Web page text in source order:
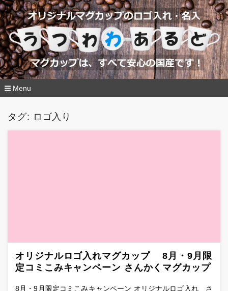
Menu
タグ: ロゴ入り
オリジナルロゴ入れマグカップ 8月・9月限
定コミこみキャンペーン さんかくマグカップ
8月・9月限定コミこみキャンペーン オリジナルロゴ入れ さ